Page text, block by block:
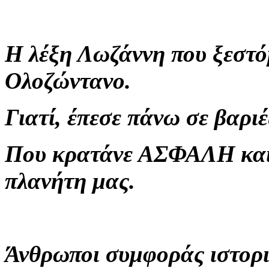
Η λέξη Λωζάννη που
Ολοζώντανο.
Γιατί, έπεσε πάνω σε
Που κρατάνε ΑΣΦΑΛΗ και
πλανήτη μας.
Άνθρωποι συμφοράς